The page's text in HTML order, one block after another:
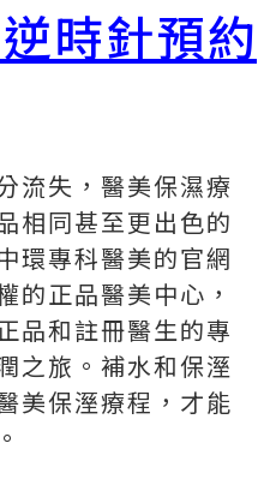
時針預約
流失，醫美保濕療
相同甚至更出色的
環專科醫美的官網
的正品醫美中心，
品和註冊醫生的專
之旅。補水和保溼
美保溼療程，才能